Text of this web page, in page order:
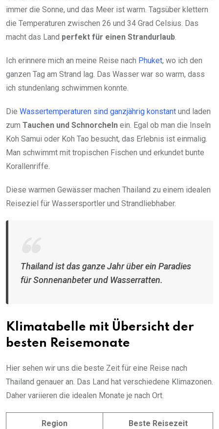
immer die Sonne, und das Meer ist warm. Tagsüber klettern
die Temperaturen zwischen 26 und 34 Grad Celsius. Das
macht das Land perfekt für einen Strandurlaub
Ich erinnere mich an meine Reise nach Phuket, wo ich den
ganzen Tag am Strand lag. Das Wasser war so warm, dass
ich stundenlang schwimmen konnte.
Die Wassertemperaturen sind ganzjährig konstant und laden
zum Tauchen und Schnorcheln ein. Egal ob man die Inseln
Koh Samui oder Koh Tao besucht, das Erlebnis ist einmalig.
Man schwimmt mit tropischen Fischen und erkundet bunte
Korallenriffe.
Diese warmen Gewässer machen Thailand zu einem idealen
Reiseziel für Wassersportler und Strandliebhaber.
Thailand ist das ganze Jahr über ein Paradies
für Sonnenanbeter und Wasserratten.
Klimatabelle mit Übersicht der
besten Reisemonate
Hier sehen wir uns die beste Zeit für eine Reise nach
Thailand genauer an. Das Land hat verschiedene Klimazonen.
Daher variieren die idealen Monate je nach Ort.
Region Beste Reisezeit